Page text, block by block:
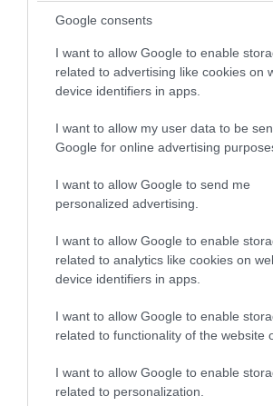
Google consents
I want to allow Google to enable
related to advertising like cookies on
device identifiers in apps.
I want to allow my user data to be
Google for online advertising
I want to allow Google to send me
personalized advertising.
I want to allow Google to enable
related to analytics like cookies on
device identifiers in apps.
I want to allow Google to enable
related to functionality of the website
I want to allow Google to enable
related to personalization.
S-CURVE: Η «μαγική» κρέμα
μεταμορφώνει τους
Μεταμορφωθείτε άμεσα!
07.08.2026 | 17:40
PRONEWS.GR /ΥΓΕΙΑ